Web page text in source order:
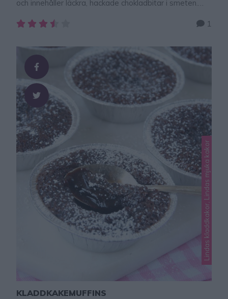
och innehåller läckra, hackade chokladbitar i smeten.
kakor – klicka här! Saftig chokladsockerkaka Ca 12 bitar
bakpulver 2 tsk vaniljsocker 75 g smör, smält 1 …
1
Lindas kladdkakor, Lindas mjuka kakor
KLADDKAKEMUFFINS